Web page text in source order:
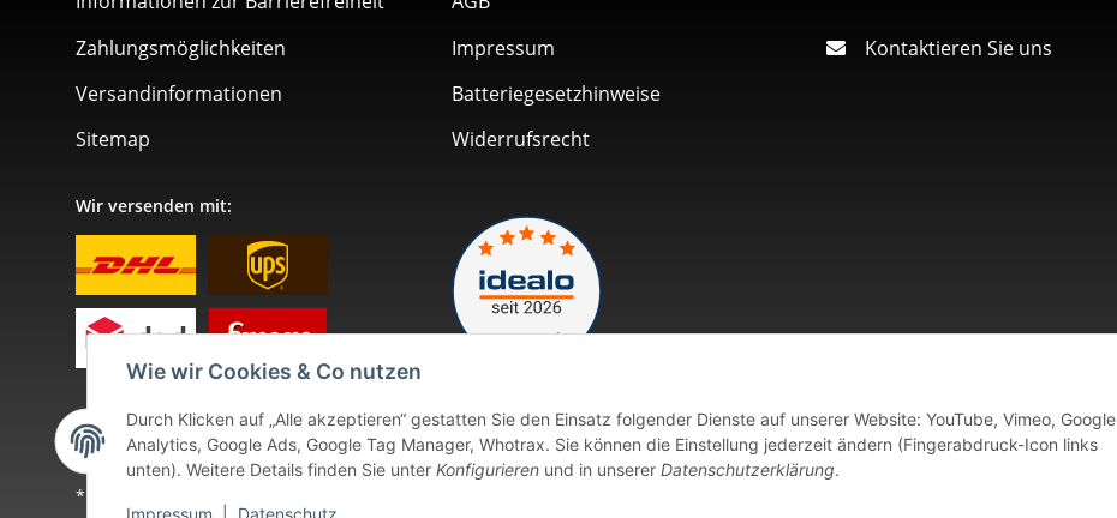
Wie wir Cookies & Co nutzen
Durch Klicken auf „Alle akzeptieren“ gestatten Sie den Einsatz folgender Dienste auf unserer Website: YouTube, Vimeo, Google
Analytics, Google Ads, Google Tag Manager, Whotrax. Sie können die Einstellung jederzeit ändern (Fingerabdruck-Icon links
unten). Weitere Details finden Sie unter Konfigurieren und in unserer Datenschutzerklärung.
Zahlungsmöglichkeiten
Versandinformationen
Sitemap
Impressum
Batteriegesetzhinweise
Widerrufsrecht
Kontaktieren Sie uns
Wir versenden mit:
Vertrag widerrufen
* Alle Preise inkl. gesetzlicher USt., zzgl.